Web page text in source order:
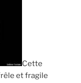
Cette
et fragile